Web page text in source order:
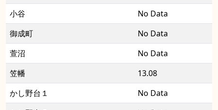
小谷
No Data
御成町
No Data
萱沼
No Data
笠幡
13.08
かし野台１
No Data